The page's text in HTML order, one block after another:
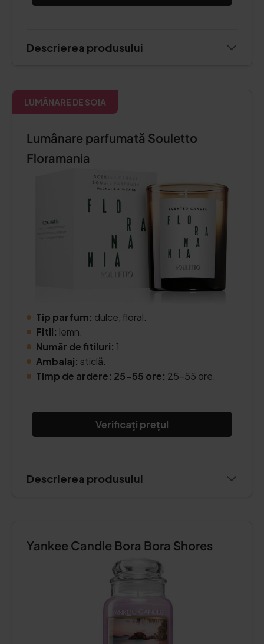
Descrierea produsului
LUMÂNARE DE SOIA
Lumânare parfumată Souletto
Floramania
Tip parfum: dulce, floral.
Fitil: lemn.
Număr de fitiluri: 1.
Ambalaj: sticlă.
Timp de ardere: 25-55 ore: 25-55 ore.
Verificați prețul
Descrierea produsului
Yankee Candle Bora Bora Shores